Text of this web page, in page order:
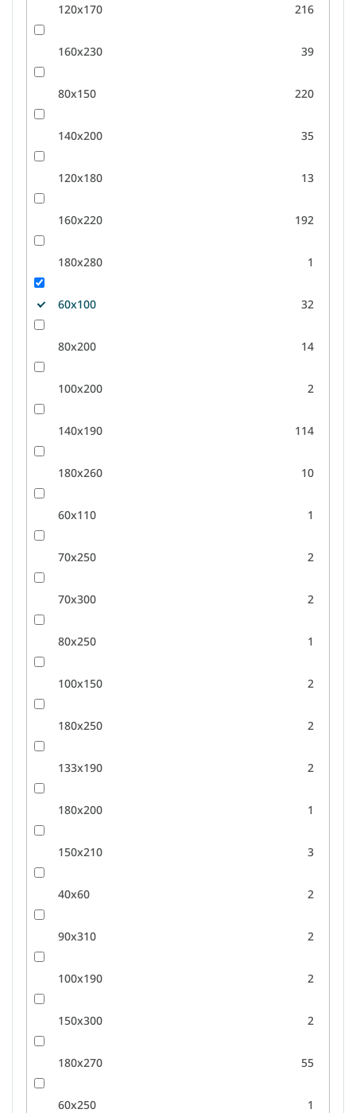
120x170 216
160x230 39
80x150 220
140x200 35
120x180 13
160x220 192
180x280 1
60x100 32
80x200 14
100x200 2
140x190 114
180x260 10
60x110 1
70x250 2
70x300 2
80x250 1
100x150 2
180x250 2
133x190 2
180x200 1
150x210 3
40x60 2
90x310 2
100x190 2
150x300 2
180x270 55
60x250 1